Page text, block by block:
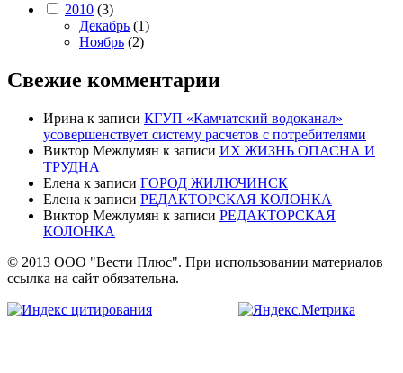
2010 (3)
Декабрь (1)
Ноябрь (2)
Свежие комментарии
Ирина к записи КГУП «Камчатский водоканал»
усовершенствует систему расчетов с потребителями
Виктор Межлумян к записи ИХ ЖИЗНЬ ОПАСНА И
ТРУДНА
Елена к записи ГОРОД ЖИЛЮЧИНСК
Елена к записи РЕДАКТОРСКАЯ КОЛОНКА
Виктор Межлумян к записи РЕДАКТОРСКАЯ
КОЛОНКА
© 2013 ООО "Вести Плюс". При использовании материалов
ссылка на сайт обязательна.